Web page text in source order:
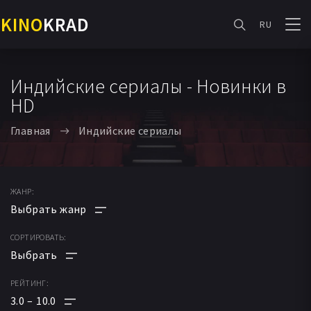
KINOKRAD RU
Индийские сериалы - Новинки в
HD
Главная Индийские сериалы
ЖАНР:
АНИМЕ
ФАНТАСТИКА
СОРТИРОВАТЬ:
ПО РЕЙТИНГУ
РЕЙТИНГ:
3.0 10.0